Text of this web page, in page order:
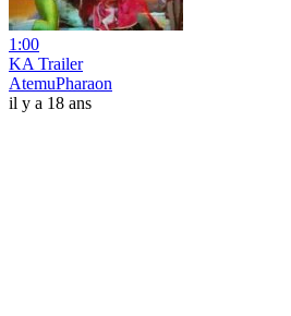
1:00
KA Trailer
AtemuPharaon
il y a 18 ans